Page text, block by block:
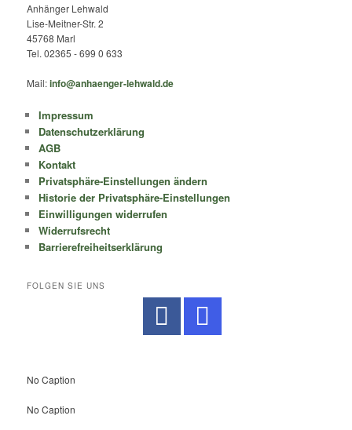
Anhänger Lehwald
Lise-Meitner-Str. 2
45768 Marl
Tel. 02365 - 699 0 633
Mail:info@anhaenger-lehwald.de
Impressum
Datenschutzerklärung
AGB
Kontakt
Privatsphäre-Einstellungen ändern
Historie der Privatsphäre-Einstellungen
Einwilligungen widerrufen
Widerrufsrecht
Barrierefreiheitserklärung
FOLGEN SIE UNS
No Caption
No Caption